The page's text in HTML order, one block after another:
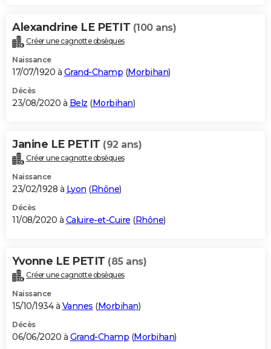
Alexandrine LE PETIT (100 ans)
Créer une cagnotte obsèques
Naissance
17/07/1920 à Grand-Champ (Morbihan)
Décès
23/08/2020 à Belz (Morbihan)
Janine LE PETIT (92 ans)
Créer une cagnotte obsèques
Naissance
23/02/1928 à Lyon (Rhône)
Décès
11/08/2020 à Caluire-et-Cuire (Rhône)
Yvonne LE PETIT (85 ans)
Créer une cagnotte obsèques
Naissance
15/10/1934 à Vannes (Morbihan)
Décès
06/06/2020 à Grand-Champ (Morbihan)